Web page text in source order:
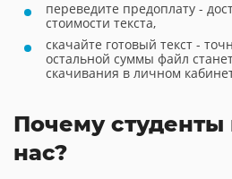
переведите предоплату -
стоимости текста,
скачайте готовый текст -
остальной суммы файл
скачивания в личном
Почему
нас?